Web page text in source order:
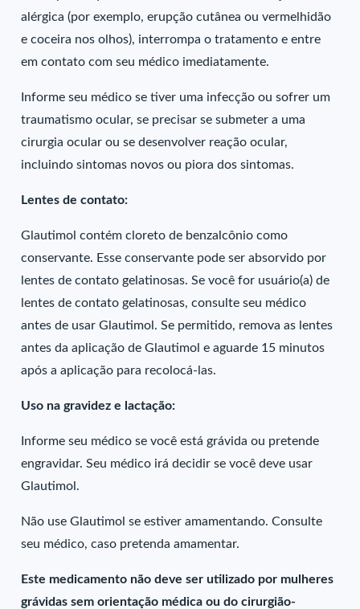
alérgica (por exemplo, erupção cutânea ou vermelhidão
e coceira nos olhos), interrompa o tratamento e entre
em contato com seu médico imediatamente.
Informe seu médico se tiver uma infecção ou sofrer um
traumatismo ocular, se precisar se submeter a uma
cirurgia ocular ou se desenvolver reação ocular,
incluindo sintomas novos ou piora dos sintomas.
Lentes de contato:
Glautimol contém cloreto de benzalcônio como
conservante. Esse conservante pode ser absorvido por
lentes de contato gelatinosas. Se você for usuário(a) de
lentes de contato gelatinosas, consulte seu médico
antes de usar Glautimol. Se permitido, remova as lentes
antes da aplicação de Glautimol e aguarde 15 minutos
após a aplicação para recolocá-las.
Uso na gravidez e lactação:
Informe seu médico se você está grávida ou pretende
engravidar. Seu médico irá decidir se você deve usar
Glautimol.
Não use Glautimol se estiver amamentando. Consulte
seu médico, caso pretenda amamentar.
Este medicamento não deve ser utilizado por mulheres
grávidas sem orientação médica ou do cirurgião-